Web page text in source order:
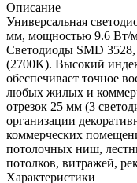
Описание
Универсальная
мм, мощностью 9.6 Вт/
Светодиоды SMD 3528,
(2700K). Высокий
обеспечивает точное
любых жилых и
отрезок 25 мм (3
организации
коммерческих
потолочных ниш,
потолков, витражей,
Характеристики